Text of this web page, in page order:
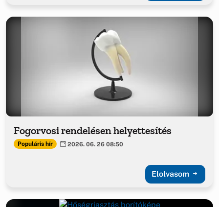
Fogorvosi rendelésen helyettesítés
Populáris hír 2026. 06. 26 08:50
Elolvasom